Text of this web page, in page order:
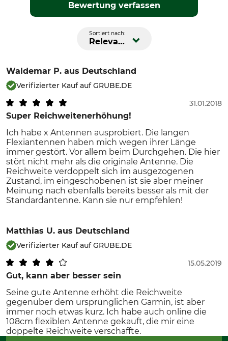
Bewertung verfassen
Sortiert nach:
Relevanz
Waldemar P. aus Deutschland
Verifizierter Kauf auf GRUBE.DE
Super Reichweitenerhöhung!
31.01.2018
Ich habe x Antennen ausprobiert. Die langen
Flexiantennen haben mich wegen ihrer Länge
immer gestört. Vor allem beim Durchgehen. Die hier
stört nicht mehr als die originale Antenne. Die
Reichweite verdoppelt sich im ausgezogenen
Zustand, im eingeschobenen ist sie aber meiner
Meinung nach ebenfalls bereits besser als mit der
Standardantenne. Kann sie nur empfehlen!
Matthias U. aus Deutschland
Verifizierter Kauf auf GRUBE.DE
Gut, kann aber besser sein
15.05.2019
Seine gute Antenne erhöht die Reichweite
gegenüber dem ursprünglichen Garmin, ist aber
immer noch etwas kurz. Ich habe auch online die
108cm flexiblen Antenne gekauft, die mir eine
doppelte Reichweite verschaffte.